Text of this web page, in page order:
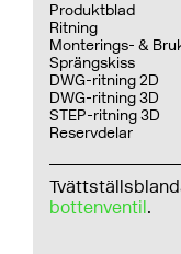
Produktblad
Ritning
Monterings- &
Sprängskiss
DWG-ritning 2D
DWG-ritning 3D
STEP-ritning 3D
Reservdelar
bottenventil.